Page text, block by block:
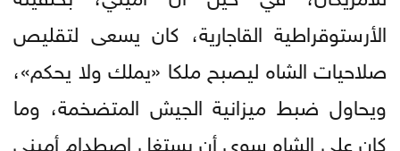
الأرستوقراطية القاجارية، كان يسعى لتقليص
صلاحيات الشاه ليصبح ملكا «يملك ولا يحكم»،
ويحاول ضبط ميزانية الجيش المتضخمة، وما
كان على الشاه سوى أن يستغل اصطدام أميني